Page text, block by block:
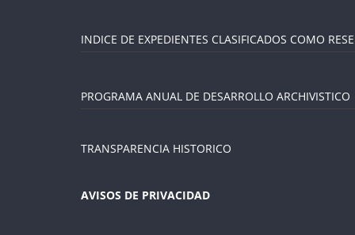
INDICE DE EXPEDIENTES CLASIFICADOS COMO
PROGRAMA ANUAL DE DESARROLLO ARCHIVISTICO
TRANSPARENCIA HISTORICO
AVISOS DE PRIVACIDAD